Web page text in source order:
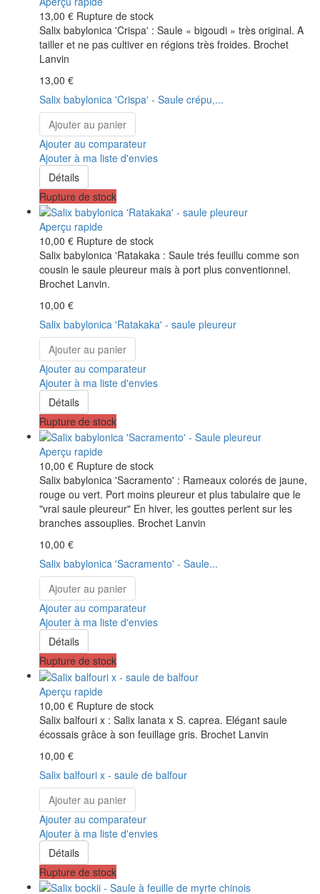
13,00 € Rupture de stock
Salix babylonica 'Crispa' : Saule « bigoudi » très original. A
tailler et ne pas cultiver en régions très froides. Brochet
Lanvin
13,00 €
Salix babylonica 'Crispa' - Saule crépu,...
Ajouter au panier
Ajouter au comparateur
Ajouter à ma liste d'envies
Détails
Rupture de stock
Aperçu rapide
10,00 € Rupture de stock
Salix babylonica 'Ratakaka : Saule trés feuillu comme son
cousin le saule pleureur mais à port plus conventionnel.
Brochet Lanvin.
10,00 €
Salix babylonica 'Ratakaka' - saule pleureur
Ajouter au panier
Ajouter au comparateur
Ajouter à ma liste d'envies
Détails
Rupture de stock
Aperçu rapide
10,00 € Rupture de stock
Salix babylonica 'Sacramento' : Rameaux colorés de jaune,
rouge ou vert. Port moins pleureur et plus tabulaire que le
"vrai saule pleureur" En hiver, les gouttes perlent sur les
branches assouplies. Brochet Lanvin
10,00 €
Salix babylonica 'Sacramento' - Saule...
Ajouter au panier
Ajouter au comparateur
Ajouter à ma liste d'envies
Détails
Rupture de stock
Aperçu rapide
10,00 € Rupture de stock
Salix balfouri x : Salix lanata x S. caprea. Elégant saule
écossais grâce à son feuillage gris. Brochet Lanvin
10,00 €
Salix balfouri x - saule de balfour
Ajouter au panier
Ajouter au comparateur
Ajouter à ma liste d'envies
Détails
Rupture de stock